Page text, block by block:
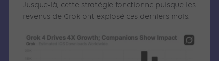
Jusque-là, cette stratégie fonctionne puisque les
revenus de Grok ont explosé ces derniers mois.